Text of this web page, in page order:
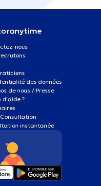
nous
des données
de nous / Presse
d'aide ?
instantanée